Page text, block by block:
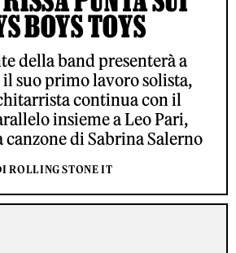
BOYS TOYS
della band presenterà a
suo primo lavoro solista,
continua con il
insieme a Leo Pari,
canzone di Sabrina Salerno
ROLLING STONE IT